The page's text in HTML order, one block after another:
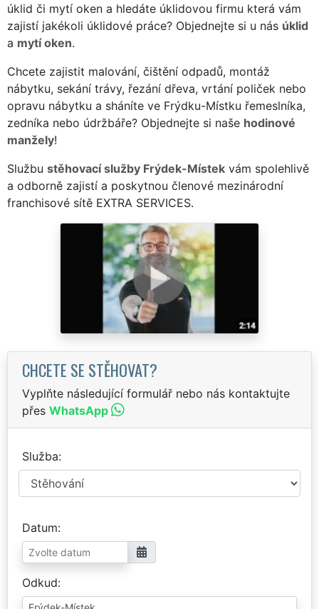
úklid či mytí oken a hledáte úklidovou firmu která vám
zajistí jakékoli úklidové práce? Objednejte si u nás úklid
a mytí oken.
Chcete zajistit malování, čištění odpadů, montáž
nábytku, sekání trávy, řezání dřeva, vrtání poliček nebo
opravu nábytku a sháníte ve Frýdku-Místku řemeslníka,
zedníka nebo údržbáře? Objednejte si naše hodinové
manžely!
Službu stěhovací služby Frýdek-Místek vám spolehlivě
a odborně zajistí a poskytnou členové mezinárodní
franchisové sítě EXTRA SERVICES.
CHCETE SE STĚHOVAT?
Vyplňte následující formulář nebo nás kontaktujte
přes WhatsApp
Služba
Datum
Odkud